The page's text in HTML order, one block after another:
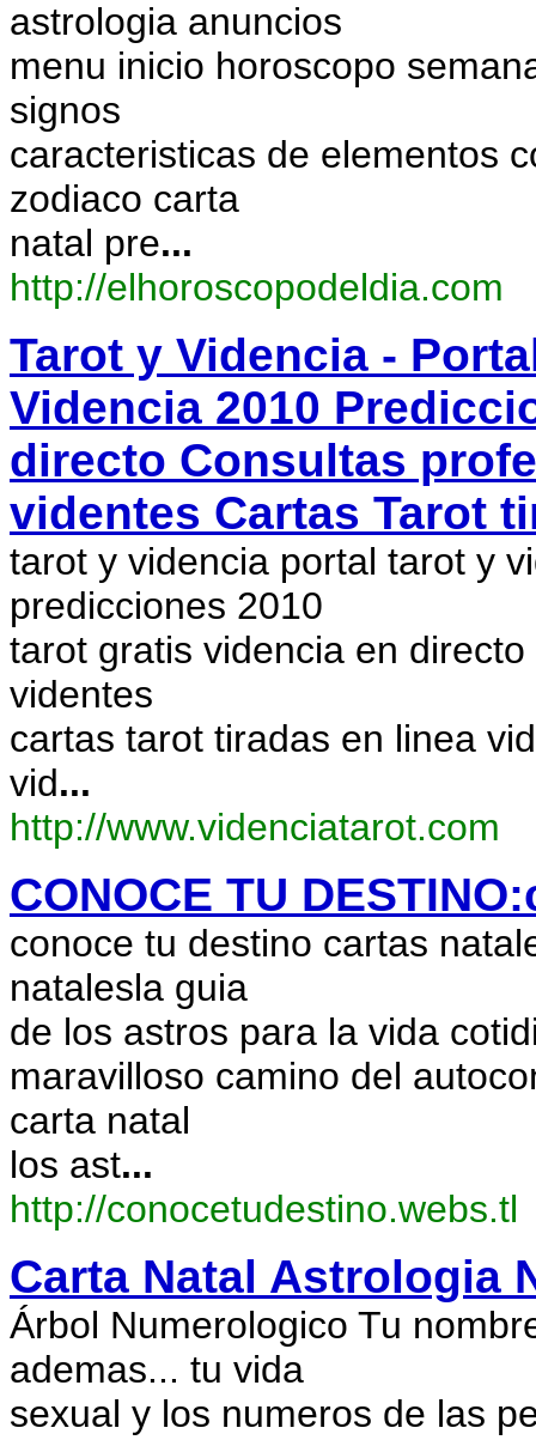
astrologia anuncios
menu inicio horoscopo
signos
caracteristicas de elementos
zodiaco carta
natal pre...
http://elhoroscopodeldia.com
Tarot y Videncia -
Videncia 2010
directo Consultas
videntes Cartas Tarot
tarot y videncia portal tarot y
predicciones 2010
tarot gratis videncia en
videntes
cartas tarot tiradas en linea
vid...
http://www.videnciatarot.com
CONOCE TU
conoce tu destino cartas
natalesla guia
de los astros para la vida
maravilloso camino del
carta natal
los ast...
http://conocetudestino.webs.tl
Carta Natal Astrologia
Árbol Numerologico Tu
ademas... tu vida
sexual y los numeros de las